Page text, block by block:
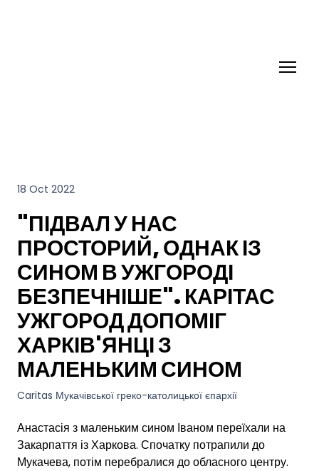
18 Oct 2022
"ПІДВАЛ У НАС
ПРОСТОРИЙ, ОДНАК ІЗ
СИНОМ В УЖГОРОДІ
БЕЗПЕЧНІШЕ". КАРІТАС
УЖГОРОД ДОПОМІГ
ХАРКІВ'ЯНЦІ З
МАЛЕНЬКИМ СИНОМ
Caritas Мукачівської греко-католицької єпархії
Анастасія з маленьким сином Іваном переїхали на
Закарпаття із Харкова. Спочатку потрапили до
Мукачева, потім перебралися до обласного центру.